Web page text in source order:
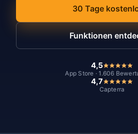
30 Tage
Funktionen
4,5
App Store · 1.606
4,7
Capterra